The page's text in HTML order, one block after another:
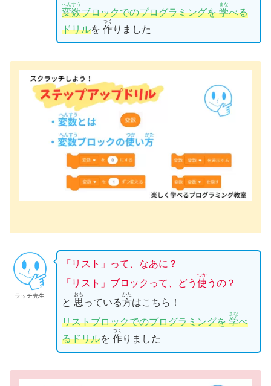
変数
へんすう
ブロックでのプログラミングを学
まな
べる
ドリルを 作
つく
りました
ラッチ先生
「リスト」って、なあに？
「 リスト 」ブロックって、どう 使
つか
うの？
と 思
おも
っている方
かた
はこちら！
リストブロックでのプログラミングを学
まな
べ
るドリルを 作
つく
りました